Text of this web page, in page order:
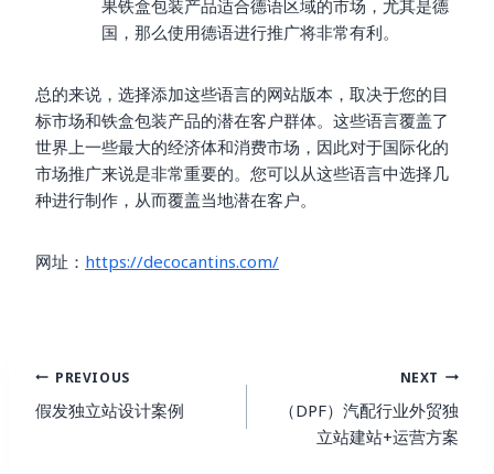
果铁盒包装产品适合德语区域的市场，尤其是德
国，那么使用德语进行推广将非常有利。
总的来说，选择添加这些语言的网站版本，取决于您的目
标市场和铁盒包装产品的潜在客户群体。这些语言覆盖了
世界上一些最大的经济体和消费市场，因此对于国际化的
市场推广来说是非常重要的。您可以从这些语言中选择几
种进行制作，从而覆盖当地潜在客户。
网址： https://decocantins.com/
Post
Navigation
PREVIOUS
假发独立站设计案例
NEXT
（DPF）汽配行业外贸独
立站建站+运营方案